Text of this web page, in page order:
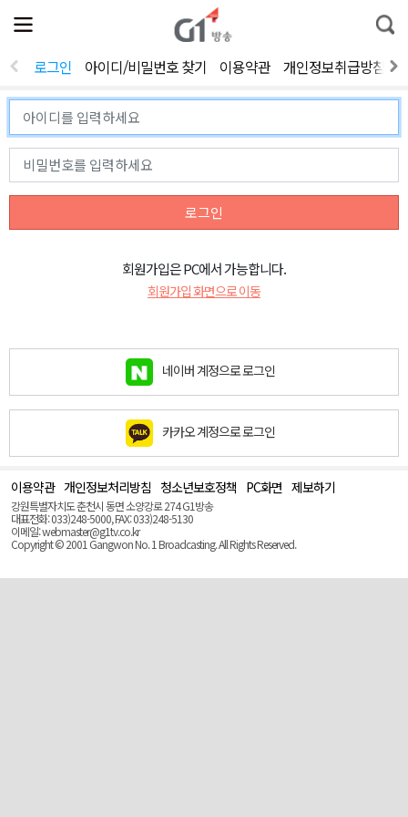
전
체
뉴
열
통
합
색
로그인 아이디/비밀번호 찾기 이용약관 개인정보취급방침
로그인
회원가입은 PC에서 가능합니다.
회원가입 화면으로 이동
네이버 계정으로 로그인
카카오 계정으로 로그인
이용약관 개인정보처리방침 청소년보호정책 PC화면 제보하기
강원특별자치도 춘천시 동면 소양강로 274 G1방송
대표전화: 033)248-5000, FAX: 033)248-5130
이메일: webmaster@g1tv.co.kr
Copyright © 2001 Gangwon No. 1 Broadcasting. All Rights Reserved.